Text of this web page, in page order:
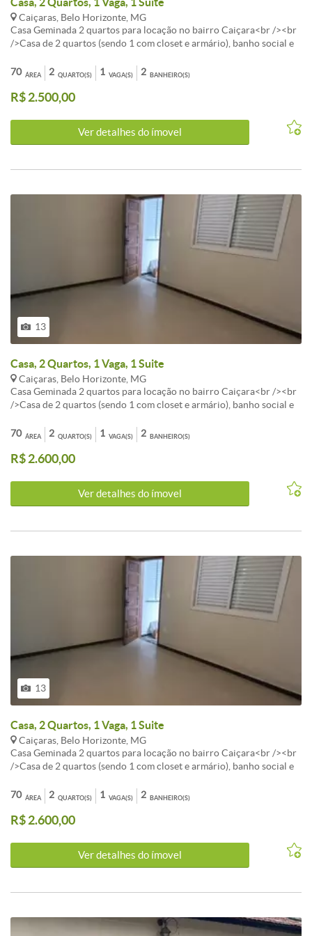
Caiçaras, Belo Horizonte, MG
Casa Geminada 2 quartos para locação no bairro Caiçara<br /><br
/>Casa de 2 quartos (sendo 1 com closet e armário), banho social e
vaga de garagem.<br /><br />Acabamento - Piso em porcelanato,
bancadas em granito, janelas em esquadrias de alumínio com
venezianas.<br /><br />Obs.: Casa nova primeira locação água
ÁREA
70 QUARTO(S)
2 VAGA(S)
1 BANHEIRO(S)
2
R$ 2.500,00
Ver detalhes do ímovel
13
Casa, 2 Quartos, 1 Vaga, 1 Suite
Caiçaras, Belo Horizonte, MG
Casa Geminada 2 quartos para locação no bairro Caiçara<br /><br
/>Casa de 2 quartos (sendo 1 com closet e armário), banho social e
pequena área privativa, 01 vaga de garagem.<br /><br
/>Acabamento - Piso em porcelanato, bancadas em granito, janelas
em esquadrias de alumínio com venezianas.<br /><br />Obs.: Casa
<br /><br />
ÁREA
70 QUARTO(S)
2 VAGA(S)
1 BANHEIRO(S)
2
R$ 2.600,00
Ver detalhes do ímovel
13
Casa, 2 Quartos, 1 Vaga, 1 Suite
Caiçaras, Belo Horizonte, MG
Casa Geminada 2 quartos para locação no bairro Caiçara<br /><br
/>Casa de 2 quartos (sendo 1 com closet e armário), banho social e
pequena área privativa, 01 vaga de garagem.<br /><br
/>Acabamento - Piso em porcelanato, bancadas em granito, janelas
em esquadrias de alumínio com venezianas.<br /><br />Obs.: Casa
<br /><br />
ÁREA
70 QUARTO(S)
2 VAGA(S)
1 BANHEIRO(S)
2
R$ 2.600,00
Ver detalhes do ímovel